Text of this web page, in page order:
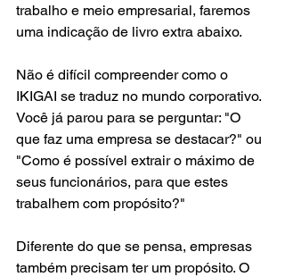
trabalho e meio empresarial, faremos
uma indicação de livro extra abaixo.
Não é difícil compreender como o
IKIGAI se traduz no mundo corporativo.
Você já parou para se perguntar: "O
que faz uma empresa se destacar?" ou
"Como é possível extrair o máximo de
seus funcionários, para que estes
trabalhem com propósito?"
Diferente do que se pensa, empresas
também precisam ter um propósito. O